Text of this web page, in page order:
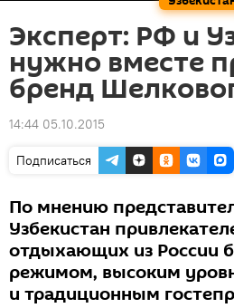
Эксперт: РФ и
нужно вместе
бренд
14:44 05.10.2015
Подписаться
По мнению
Узбекистан
отдыхающих из России
режимом, высоким
и традиционным